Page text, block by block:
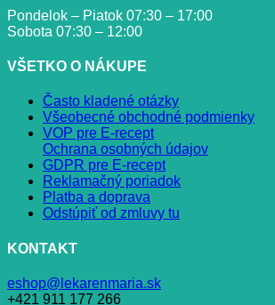
Pondelok – Piatok 07:30 – 17:00
Sobota 07:30 – 12:00
VŠETKO O NÁKUPE
Často kladené otázky
Všeobecné obchodné podmienky
VOP pre E-recept
Ochrana osobných údajov
GDPR pre E-recept
Reklamačný poriadok
Platba a doprava
Odstúpiť od zmluvy tu
KONTAKT
eshop@lekarenmaria.sk
+421 911 177 266